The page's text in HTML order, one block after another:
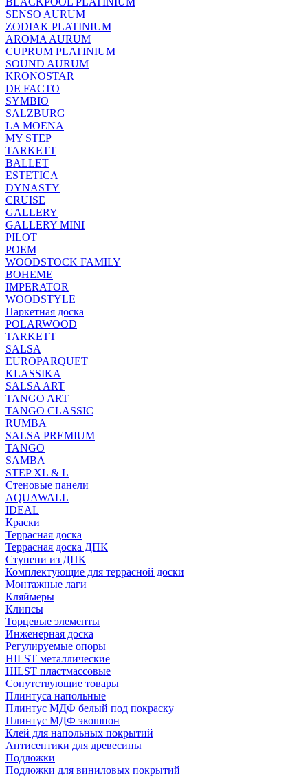
SENSO AURUM
ZODIAK PLATINIUM
AROMA AURUM
CUPRUM PLATINIUM
SOUND AURUM
KRONOSTAR
DE FACTO
SYMBIO
SALZBURG
LA MOENA
MY STEP
TARKETT
BALLET
ESTETICA
DYNASTY
CRUISE
GALLERY
GALLERY MINI
PILOT
POEM
WOODSTOCK FAMILY
BOHEME
IMPERATOR
WOODSTYLE
Паркетная доска
POLARWOOD
TARKETT
SALSA
EUROPARQUET
KLASSIKA
SALSA ART
TANGO ART
TANGO CLASSIC
RUMBA
SALSA PREMIUM
TANGO
SAMBA
STEP XL & L
Стеновые панели
AQUAWALL
IDEAL
Краски
Террасная доска
Террасная доска ДПК
Ступени из ДПК
Комплектующие для террасной доски
Монтажные лаги
Кляймеры
Клипсы
Торцевые элементы
Инженерная доска
Регулируемые опоры
HILST металлические
HILST пластмассовые
Сопутствующие товары
Плинтуса напольные
Плинтус МДФ белый под покраску
Плинтус МДФ экошпон
Клей для напольных покрытий
Антисептики для древесины
Подложки
Подложки для виниловых покрытий